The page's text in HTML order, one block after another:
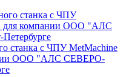
станка с ЧПУ MetMachine
ООО "АЛС СЕВЕРО-